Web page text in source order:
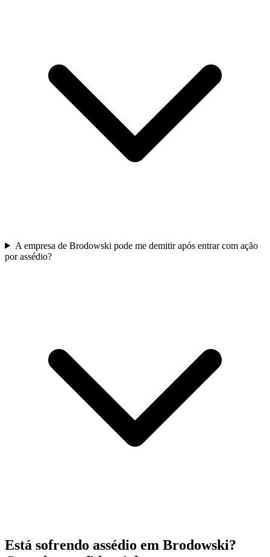
A empresa de Brodowski pode me demitir após entrar com ação
por assédio?
Está sofrendo assédio em Brodowski?